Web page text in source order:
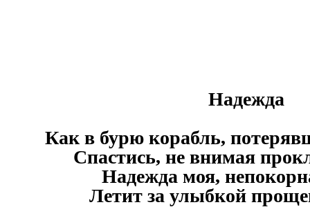
Надежда
Как в бурю корабль,
Спастись, не внимая
Надежда моя,
Летит за улыбкой